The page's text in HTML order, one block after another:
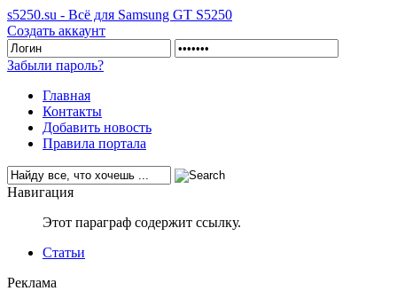
s5250.su - Всё для Samsung GT S5250
Создать аккаунт
Забыли пароль?
Главная
Контакты
Добавить новость
Правила портала
Навигация
Этот параграф содержит ссылку.
Статьи
Реклама